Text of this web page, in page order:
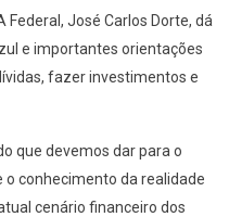
Federal, José Carlos Dorte, dá
e importantes orientações
fazer investimentos e
que devemos dar para o
o conhecimento da realidade
cenário financeiro dos